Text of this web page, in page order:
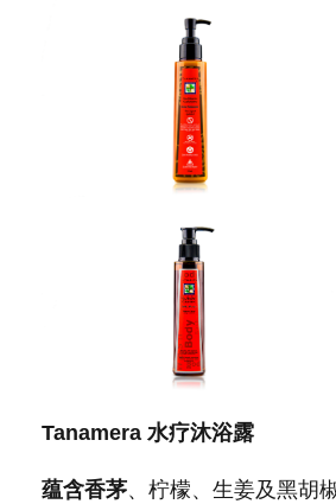
Tanamera 水疗沐浴露
蕴含香茅、柠檬、生姜及黑胡